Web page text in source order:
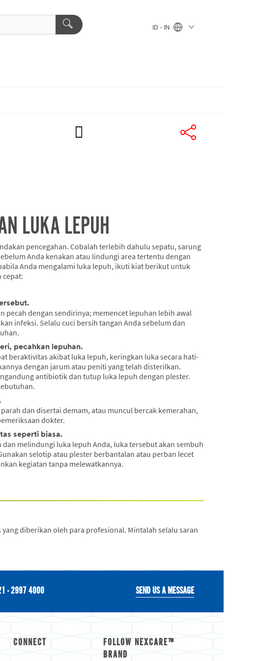
ID - IN
LUKA LEPUH
pencegahan. Cobalah terlebih dahulu sepatu, sarung
Anda kenakan atau lindungi area tertentu dengan
Anda mengalami luka lepuh, ikuti kiat berikut untuk
cepat:
pecah dengan sendirinya; memencet lepuhan lebih awal
infeksi. Selalu cuci bersih tangan Anda sebelum dan
pecahkan lepuhan.
beraktivitas akibat luka lepuh, keringkan luka secara hati-
dengan jarum atau peniti yang telah disterilkan.
antibiotik dan tutup luka lepuh dengan plester.
dan disertai demam, atau muncul bercak kemerahan,
dokter.
seperti biasa.
melindungi luka lepuh Anda, luka tersebut akan sembuh
selotip atau plester berbantalan atau perban lecet
kegiatan tanpa melewatkannya.
diberikan oleh para profesional. Mintalah selalu saran
- 2997 4000 SEND US A MESSAGE
CONNECT
FOLLOW NEXCARE™
BRAND